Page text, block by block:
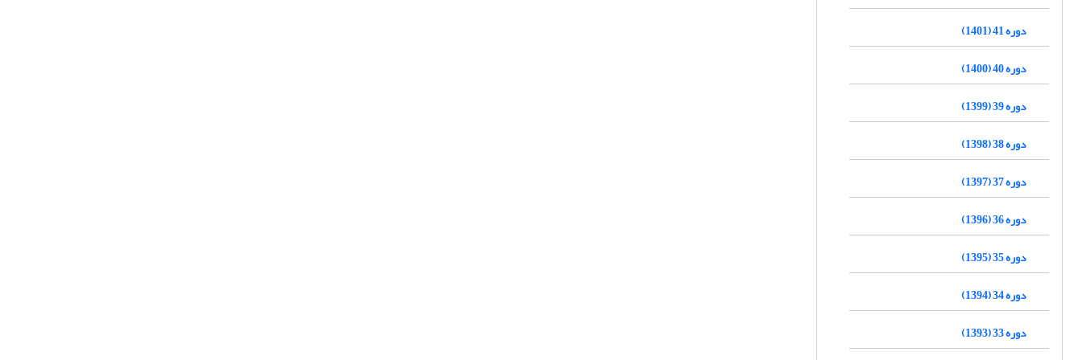
دوره 41 (1401)
دوره 40 (1400)
دوره 39 (1399)
دوره 38 (1398)
دوره 37 (1397)
دوره 36 (1396)
دوره 35 (1395)
دوره 34 (1394)
دوره 33 (1393)